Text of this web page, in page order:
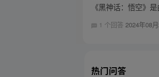
《黑神话：悟空》
1 个回答2024年08
热门问答